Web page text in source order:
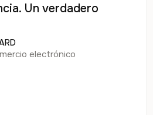
Un verdadero
electrónico